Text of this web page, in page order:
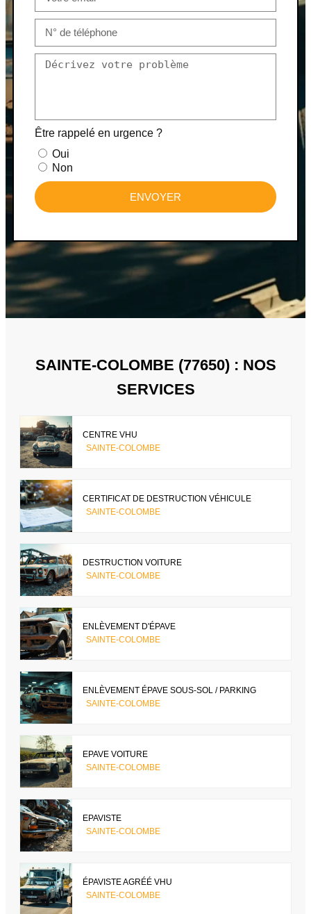
Être rappelé en urgence ?
Oui
Non
ENVOYER
SAINTE-COLOMBE (77650) : NOS
SERVICES
CENTRE VHU
SAINTE-COLOMBE
CERTIFICAT DE DESTRUCTION VÉHICULE
SAINTE-COLOMBE
DESTRUCTION VOITURE
SAINTE-COLOMBE
ENLÈVEMENT D'ÉPAVE
SAINTE-COLOMBE
ENLÈVEMENT ÉPAVE SOUS-SOL / PARKING
SAINTE-COLOMBE
EPAVE VOITURE
SAINTE-COLOMBE
EPAVISTE
SAINTE-COLOMBE
ÉPAVISTE AGRÉÉ VHU
SAINTE-COLOMBE